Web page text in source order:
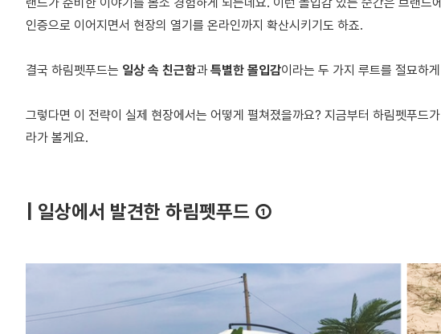
랜드가 준비한 이야기를 몸소 경험하게 되는데요. 이런 몰입감 있는 순간은 브랜
인증으로 이어지면서 현장의 열기를 온라인까지 확산시키기도 하죠.
결국 하림펫푸드는 일상 속 친근함과특별한 몰입감이라는 두 가지 루트를 절묘하
그렇다면 이 전략이 실제 현장에서는 어떻게 펼쳐졌을까요? 지금부터 하림펫푸드
라가 볼게요.
| 일상에서 발견한 하림펫푸드 ①